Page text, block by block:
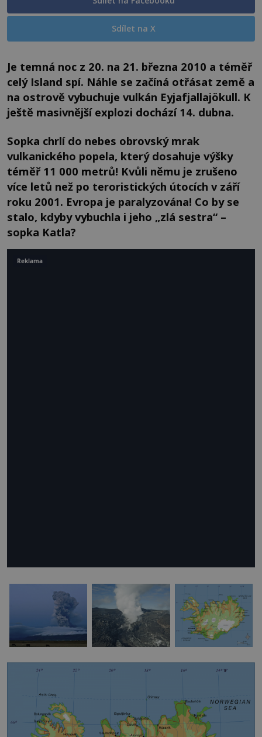
Sdílet na X
Je temná noc z 20. na 21. března 2010 a téměř
celý Island spí. Náhle se začíná otřásat země a
na ostrově vybuchuje vulkán Eyjafjallajökull. K
ještě masivnější explozi dochází 14. dubna.
Sopka chrlí do nebes obrovský mrak
vulkanického popela, který dosahuje výšky
téměř 11 000 metrů! Kvůli němu je zrušeno
více letů než po teroristických útocích v září
roku 2001. Evropa je paralyzována! Co by se
stalo, kdyby vybuchla i jeho „zlá sestra“ –
sopka Katla?
Reklama